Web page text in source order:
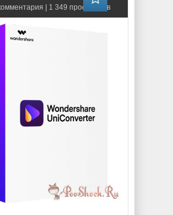
| 1 349 просмотров